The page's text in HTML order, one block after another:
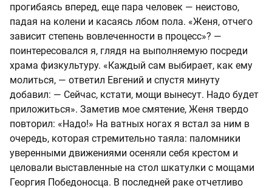
прогибаясь вперед, еще пара человек — неистово,
падая на колени и касаясь лбом пола. «Женя, отчего
зависит степень вовлеченности в процесс»? —
поинтересовался я, глядя на выполняемую посреди
храма физкультуру. «Каждый сам выбирает, как ему
молиться, — ответил Евгений и спустя минуту
добавил: — Сейчас, кстати, мощи вынесут. Надо будет
приложиться». Заметив мое смятение, Женя твердо
повторил: «Надо!» На ватных ногах я встал за ним в
очередь, которая стремительно таяла: паломники
уверенными движениями осеняли себя крестом и
целовали выставленные на стол шкатулки с мощами
Георгия Победоносца. В последней раке отчетливо